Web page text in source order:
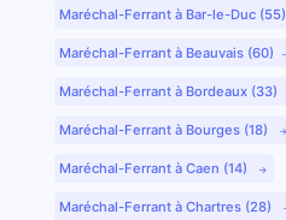
Maréchal-Ferrant à Bar-le-Duc (55)
Maréchal-Ferrant à Beauvais (60)
Maréchal-Ferrant à Bordeaux (33)
Maréchal-Ferrant à Bourges (18)
Maréchal-Ferrant à Caen (14)
Maréchal-Ferrant à Chartres (28)